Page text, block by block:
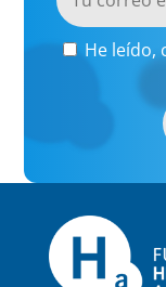
He leído,